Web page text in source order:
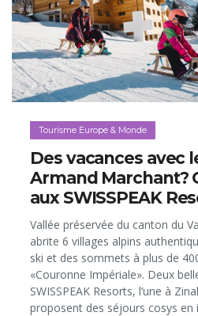
Tourisme Europe & Monde
Des vacances avec
Armand Marchant?
aux SWISSPEAK
Vallée préservée du canton du
abrite 6 villages alpins
ski et des sommets à plus de
«Couronne Impériale». Deux
SWISSPEAK Resorts, l’une à
proposent des séjours cosys en